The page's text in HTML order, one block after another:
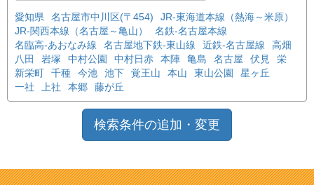
愛知県 名古屋市中川区(〒454)
JR-東海道本線（熱海～米原）
JR-関西本線（名古屋～亀山）
名鉄-名古屋本線
名臨高-あおなみ線
名古屋地下鉄-東山線 近鉄-名古屋線
高畑
八田
岩塚 中村公園 中村日赤 本陣 亀島 名古屋 伏見
栄
新栄町
千種 今池 池下 覚王山 本山 東山公園
星ヶ丘
一社
上社 本郷 藤が丘
検索条件の追加・変更